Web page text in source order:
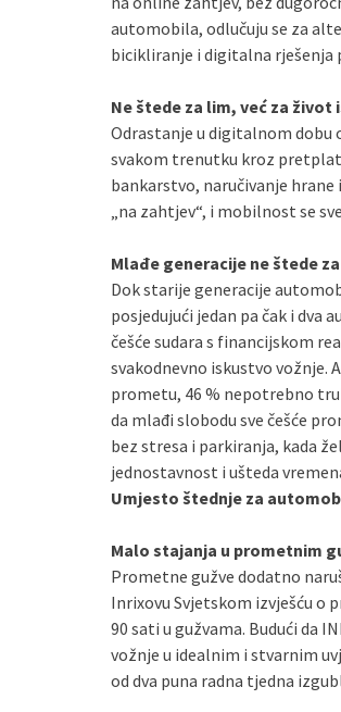
automobila, odlučuju se za
bicikliranje i digitalna
Ne štede za lim, već za
Odrastanje u digitalnom dobu
svakom trenutku kroz
bankarstvo, naručivanje
„na zahtjev“, i mobilnost se
Mlađe generacije ne štede
Dok starije generacije
posjedujući jedan pa čak i dva
češće sudara s financijskom
svakodnevno iskustvo vožnje.
prometu, 46 % nepotrebno
da mlađi slobodu sve češće
bez stresa i parkiranja, kada
jednostavnost i ušteda
Umjesto štednje za
Malo stajanja u prometnim
Prometne gužve dodatno
Inrixovu Svjetskom izvješću o
90 sati u gužvama. Budući da
vožnje u idealnim i stvarnim
od dva puna radna tjedna